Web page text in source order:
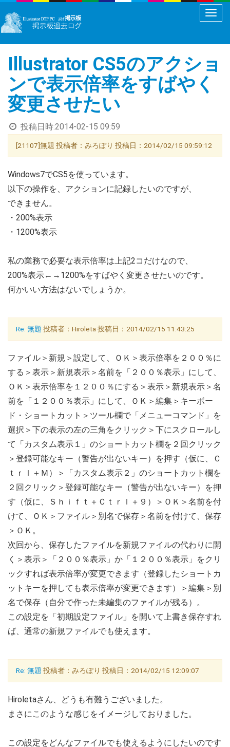
メ
ュ
ー
切
Illustrator CS5のアクショ
ンで表示倍率をすばやく
変更させたい
投稿日時:2014-02-15 09:59
[21107]無題 投稿者：みろぽり 投稿日：2014/02/15 09:59:12
Windows7でCS5を使っています。
以下の操作を、アクションに記録したいのですが、
できません。
・200%表示
・1200%表示
私の業務で必要な表示倍率は上記2コだけなので、
200%表示←→1200%をすばやく変更させたいのです。
何かいい方法はないでしょうか。
Re: 無題 投稿者：Hiroleta 投稿日：2014/02/15 11:43:25
ファイル＞新規＞設定して、ＯＫ＞表示倍率を２００％に
する＞表示＞新規表示＞名前を「２００％表示」にして、
ＯＫ＞表示倍率を１２００％にする＞表示＞新規表示＞名
前を「１２００％表示」にして、ＯＫ＞編集＞キーボー
ド・ショートカット＞ツール欄で「メニューコマンド」を
選択＞下の表示の左の三角をクリック＞下にスクロールし
て「カスタム表示１」のショートカット欄を２回クリック
＞登録可能なキー（警告が出ないキー）を押す（仮に、Ｃ
ｔｒｌ＋Ｍ）＞「カスタム表示２」のショートカット欄を
２回クリック＞登録可能なキー（警告が出ないキー）を押
す（仮に、Ｓｈｉｆｔ＋Ｃｔｒｌ＋９）＞ＯＫ＞名前を付
けて、ＯＫ＞ファイル＞別名で保存＞名前を付けて、保存
＞ＯＫ。
次回から、保存したファイルを新規ファイルの代わりに開
く＞表示＞「２００％表示」か「１２００％表示」をクリ
ックすれば表示倍率が変更できます（登録したショートカ
ットキーを押しても表示倍率が変更できます）＞編集＞別
名で保存（自分で作った未編集のファイルが残る）。
この設定を「初期設定ファイル」を開いて上書き保存すれ
ば、通常の新規ファイルでも使えます。
Re: 無題 投稿者：みろぽり 投稿日：2014/02/15 12:09:07
Hiroletaさん、どうも有難うございました。
まさにこのような感じをイメージしておりました。
この設定をどんなファイルでも使えるようにしたいのです